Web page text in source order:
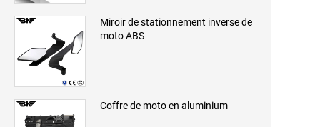
Miroir de stationnement inverse de
moto ABS
Coffre de moto en aluminium